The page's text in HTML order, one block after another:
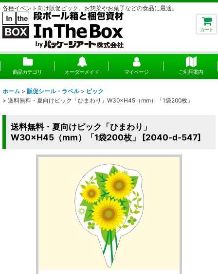
各種イベント向け販促ピック。お惣菜やお菓子などの食品に最適。
カート
商品カテゴリ オーダーメイド マイページ ご利用案内
ホーム > 販促シール・ラベル > ピック
> 送料無料・夏向けピック「ひまわり」W30×H45（mm）「1袋200枚」
送料無料・夏向けピック「ひまわり」
W30×H45（mm）「1袋200枚」
[2040-d-547]